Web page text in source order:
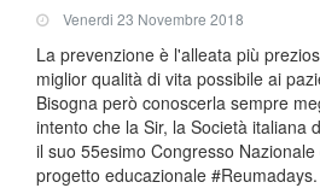
Venerdi 23 Novembre 2018
La prevenzione è l'alleata più
miglior qualità di vita possibile ai
Bisogna però conoscerla sempre
intento che la Sir, la Società italiana
il suo 55esimo Congresso
progetto educazionale #Reumadays.